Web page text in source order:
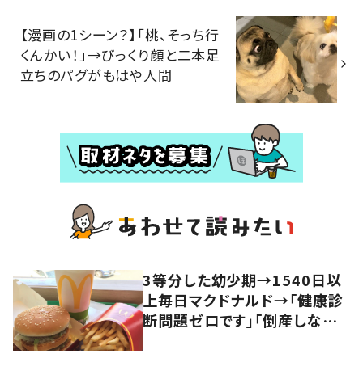
【漫画の1シーン？】「桃、そっち行
くんかい！」→びっくり顔と二本足
立ちのパグがもはや人間
3等分した幼少期→1540日以
上毎日マクドナルド→「健康診
断問題ゼロです」「倒産しない